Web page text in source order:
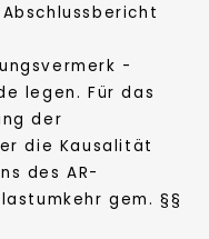
-
legen. Für das
der
die Kausalität
des AR-
gem. §§